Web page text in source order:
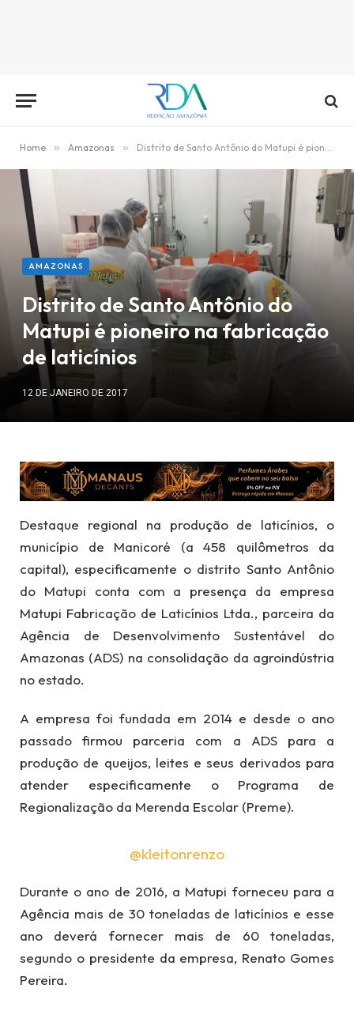
Home » Amazonas » Distrito de Santo Antônio do Matupi é pioneiro na fabricação de laticínios
AMAZONAS
Distrito de Santo Antônio do
Matupi é pioneiro na fabricação
de laticínios
12 DE JANEIRO DE 2017
Destaque regional na produção de laticínios, o
município de Manicoré (a 458 quilômetros da
capital), especificamente o distrito Santo Antônio
do Matupi conta com a presença da empresa
Matupi Fabricação de Laticínios Ltda., parceira da
Agência de Desenvolvimento Sustentável do
Amazonas (ADS) na consolidação da agroindústria
no estado.
A empresa foi fundada em 2014 e desde o ano
passado firmou parceria com a ADS para a
produção de queijos, leites e seus derivados para
atender especificamente o Programa de
Regionalização da Merenda Escolar (Preme).
@kleitonrenzo
Durante o ano de 2016, a Matupi forneceu para a
Agência mais de 30 toneladas de laticínios e esse
ano deverá fornecer mais de 60 toneladas,
segundo o presidente da empresa, Renato Gomes
Pereira.